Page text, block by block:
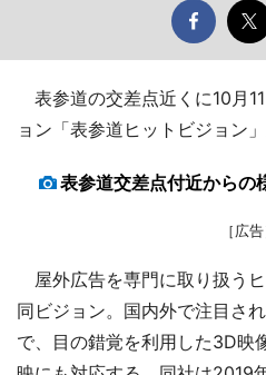
表参道の交差点近くに10月
ョン「表参道ヒットビジョン
表参道交差点付近からの
［広告
屋外広告を専門に取り扱う
同ビジョン。国内外で注目さ
で、目の錯覚を利用した3D映